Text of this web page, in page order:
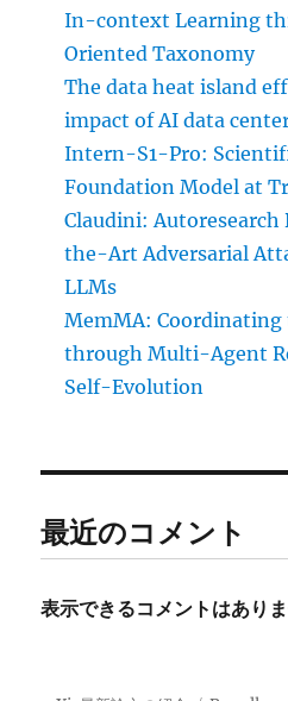
In-context Learning
Oriented Taxonomy
The data heat island
impact of AI data
Intern-S1-Pro:
Foundation Model at
Claudini:
the-Art Adversarial
LLMs
MemMA: Coordinating
through Multi-Agent
Self-Evolution
最近のコメント
表示できるコメントはありま